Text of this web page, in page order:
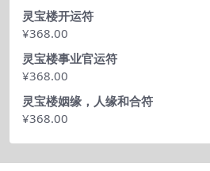
灵宝楼开运符
¥368.00
灵宝楼事业官运符
¥368.00
灵宝楼姻缘，人缘和合符
¥368.00